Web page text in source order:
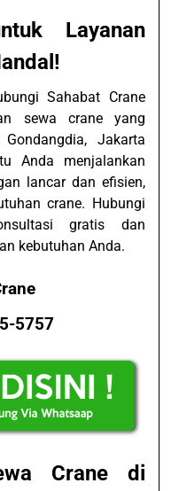
Layanan
Sahabat Crane
sewa crane yang
Jakarta
Anda menjalankan
lancar dan efisien,
crane. Hubungi
gratis dan
kebutuhan Anda.
5757
Crane di